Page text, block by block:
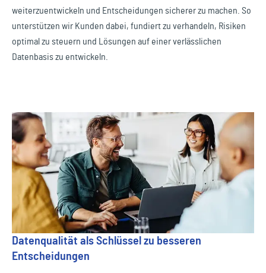
weiterzuentwickeln und Entscheidungen sicherer zu machen. So
unterstützen wir Kunden dabei, fundiert zu verhandeln, Risiken
optimal zu steuern und Lösungen auf einer verlässlichen
Datenbasis zu entwickeln.
Datenqualität als Schlüssel zu besseren
Entscheidungen